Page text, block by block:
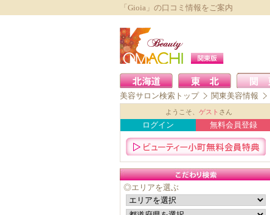
「Gioia」の口コミ情報をご案内
美容サロン検索トップ 関東美容情報
ようこそ、 ゲスト さん
ログイン 無料会員登録
◎エリアを選ぶ